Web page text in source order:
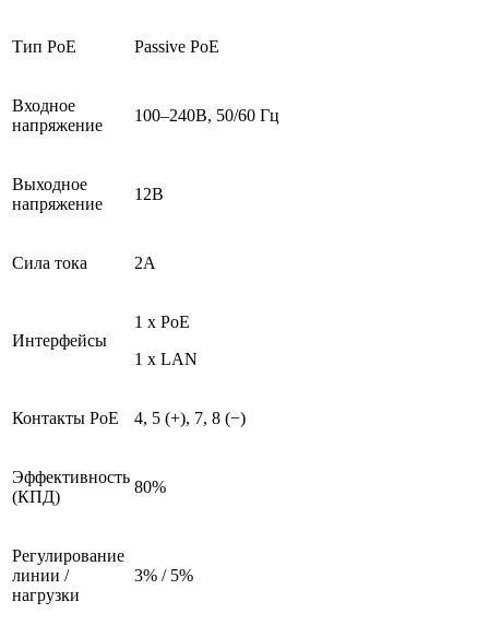
Тип PoE Passive PoE
Входное
напряжение
100–240В, 50/60 Гц
Выходное
напряжение
12В
Сила тока 2А
Интерфейсы
1 x PoE
1 x LAN
Контакты PoE 4, 5 (+), 7, 8 (−)
Эффективность
(КПД)
80%
Регулирование
линии /
нагрузки
3% / 5%